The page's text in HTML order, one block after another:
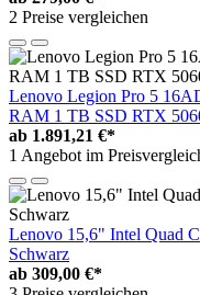
2 Preise vergleichen
Lenovo Legion Pro 5
RAM 1 TB SSD RTX
ab 1.891,21 €*
1 Angebot im
Lenovo 15,6" Intel Quad
Schwarz
ab 309,00 €*